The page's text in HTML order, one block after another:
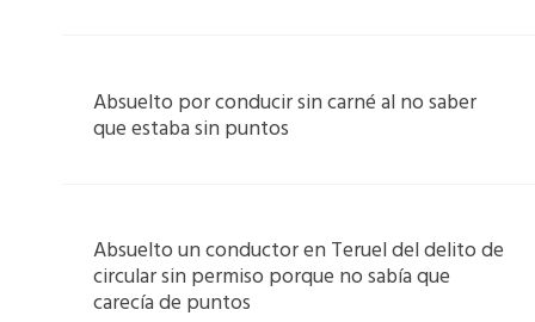
Absuelto por conducir sin carné al no saber
que estaba sin puntos
Absuelto un conductor en Teruel del delito de
circular sin permiso porque no sabía que
carecía de puntos